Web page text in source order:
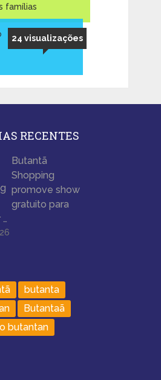
famílias
24 visualizações
RECENTES
Butantã
Shopping
promove show
gratuito para
butanta
Butantaã
butantan